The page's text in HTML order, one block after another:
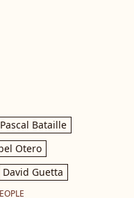
Pascal Bataille
Otero
David Guetta